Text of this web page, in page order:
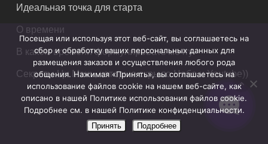
Идеальная точка для старта
О времени
В каком времени формулировать мечту
Секреты Ци Мэнь, которые скрыло Небо и Youtube))
Посещая или используя этот веб-сайт, вы соглашаетесь на
сбор и обработку ваших персональных данных для
размещения заказов и осуществления любого рода
общения. Нажимая «Принять», вы соглашаетесь на
использование файлов cookie на нашем веб-сайте, как
описано в нашей Политике использования файлов cookie.
Подробнее см. в нашей Политике конфиденциальности.
Принять Подробнее